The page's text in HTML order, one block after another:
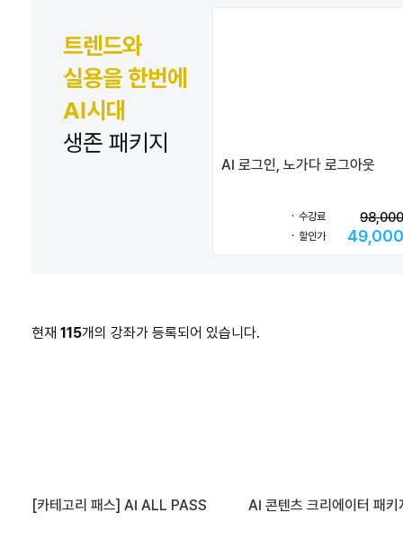
트렌드와
실용을 한번에
AI시대
생존 패키지
AI 로그인, 노가다 로그아웃
수강료 98,000
할인가 49,000
현재 115개의 강좌가 등록되어 있습니다.
[카테고리 패스] AI ALL PASS AI 콘텐츠 크리에이터 패키